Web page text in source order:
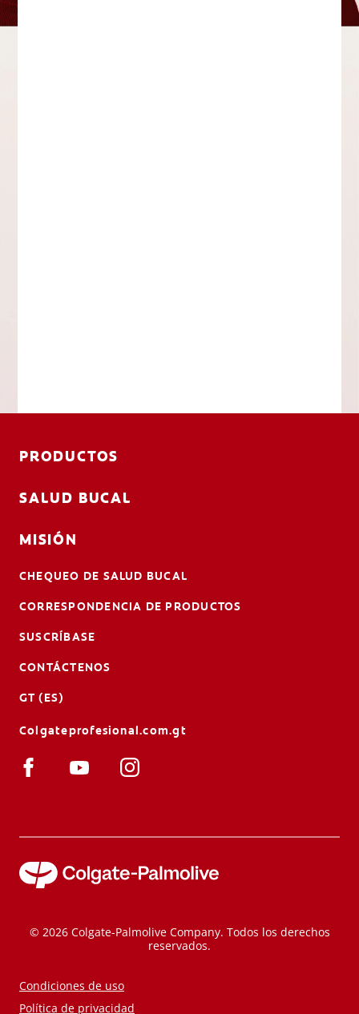
PRODUCTOS
SALUD BUCAL
MISIÓN
CHEQUEO DE SALUD BUCAL
CORRESPONDENCIA DE PRODUCTOS
SUSCRÍBASE
CONTÁCTENOS
GT (ES)
Colgateprofesional.com.gt
© 2026 Colgate-Palmolive Company. Todos los derechos
reservados.
Condiciones de uso
Política de privacidad